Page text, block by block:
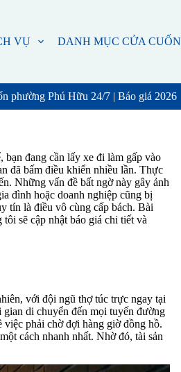
VỤ DANH MỤC CỬA CUỐN
phường Phú Hữu 24/7 | Báo giá 2026
bạn đang cần lấy xe đi làm gấp vào
đã bấm điều khiển nhiều lần. Thực
Những vấn đề bất ngờ này gây ảnh
đình hoặc doanh nghiệp cũng bị
tín là điều vô cùng cấp bách. Bài
sẽ cập nhật báo giá chi tiết và
với đội ngũ thợ túc trực ngay tại
di chuyển đến mọi tuyến đường
phải chờ đợi hàng giờ đồng hồ.
cách nhanh nhất. Nhờ đó, tài sản